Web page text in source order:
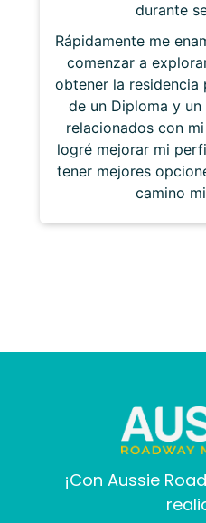
durante
Rápidamente me
comenzar a
obtener la residencia
de un Diploma y
relacionados con
logré mejorar mi
tener mejores
camino
¡Con Aussie